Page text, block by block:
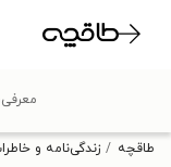
طاقچه زندگی‌نامه و
معرفی